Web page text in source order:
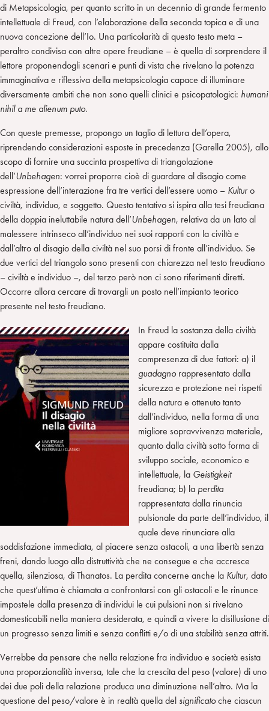
di Metapsicologia, per quanto scritto in un decennio di grande fermento
intellettuale di Freud, con l’elaborazione della seconda topica e di una
nuova concezione dell’Io. Una particolarità di questo testo meta –
peraltro condivisa con altre opere freudiane – è quella di sorprendere il
lettore proponendogli scenari e punti di vista che rivelano la potenza
immaginativa e riflessiva della metapsicologia capace di illuminare
diversamente ambiti che non sono quelli clinici e psicopatologici: humani
nihil a me alienum puto.
Con queste premesse, propongo un taglio di lettura dell’opera,
riprendendo considerazioni esposte in precedenza (Garella 2005), allo
scopo di fornire una succinta prospettiva di triangolazione
dell’Unbehagen: vorrei proporre cioè di guardare al disagio come
espressione dell’interazione fra tre vertici dell’essere uomo – Kulturo
civiltà, individuo, e soggetto. Questo tentativo si ispira alla tesi freudiana
della doppia ineluttabile natura dell’Unbehagen, relativa da un lato al
malessere intrinseco all’individuo nei suoi rapporti con la civiltà e
dall’altro al disagio della civiltà nel suo porsi di fronte all’individuo. Se
due vertici del triangolo sono presenti con chiarezza nel testo freudiano
– civiltà e individuo –, del terzo però non ci sono riferimenti diretti.
Occorre allora cercare di trovargli un posto nell’impianto teorico
presente nel testo freudiano.
In Freud la sostanza della civiltà
appare costituita dalla
compresenza di due fattori: a) il
guadagnorappresentato dalla
sicurezza e protezione nei rispetti
della natura e ottenuto tanto
dall’individuo, nella forma di una
migliore sopravvivenza materiale,
quanto dalla civiltà sotto forma di
sviluppo sociale, economico e
intellettuale, la Geistigkeit
freudiana; b) la perdita
rappresentata dalla rinuncia
pulsionale da parte dell’individuo, il
quale deve rinunciare alla
soddisfazione immediata, al piacere senza ostacoli, a una libertà senza
freni, dando luogo alla distruttività che ne consegue e che accresce
quella, silenziosa, di Thanatos. La perdita concerne anche la Kultur, dato
che quest’ultima è chiamata a confrontarsi con gli ostacoli e le rinunce
impostele dalla presenza di individui le cui pulsioni non si rivelano
domesticabili nella maniera desiderata, e quindi a vivere la disillusione di
un progresso senza limiti e senza conflitti e/o di una stabilità senza attriti.
Verrebbe da pensare che nella relazione fra individuo e società esista
una proporzionalità inversa, tale che la crescita del peso (valore) di uno
dei due poli della relazione produca una diminuzione nell’altro. Ma la
questione del peso/valore è in realtà quella del significatoche ciascun